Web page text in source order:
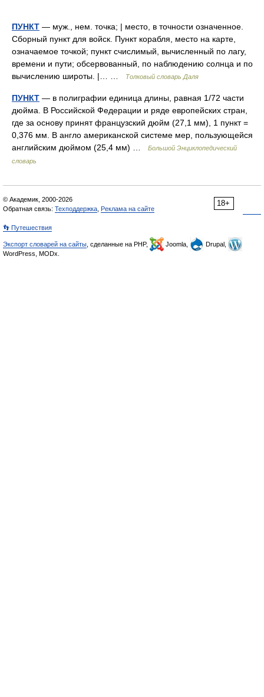
ПУНКТ — муж., нем. точка; | место, в точности означенное.
Сборный пункт для войск. Пункт корабля, место на карте,
означаемое точкой; пункт счислимый, вычисленный по лагу,
времени и пути; обсервованный, по наблюдению солнца и по
вычислению широты. |… …
Толковый словарь Даля
ПУНКТ — в полиграфии единица длины, равная 1/72 части
дюйма. В Российской Федерации и ряде европейских стран,
где за основу принят французский дюйм (27,1 мм), 1 пункт =
0,376 мм. В англо американской системе мер, пользующейся
английским дюймом (25,4 мм) …
Большой Энциклопедический
словарь
18+
© Академик, 2000-2026
Обратная связь: Техподдержка Реклама на сайте
👣 Путешествия
Экспорт словарей на сайты , сделанные на PHP, Joomla,
Drupal,
WordPress, MODx.